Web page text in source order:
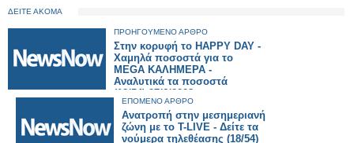
ΔΕΙΤΕ ΑΚΟΜΑ
ΠΡΟΗΓΟΥΜΕΝΟ ΑΡΘΡΟ
Στην κορυφή το HAPPY DAY -
Χαμηλά ποσοστά για το
MEGA ΚΑΛΗΜΕΡΑ -
Αναλυτικά τα ποσοστά
(18/54) 27/6/2023
ΕΠΟΜΕΝΟ ΑΡΘΡΟ
Ανατροπή στην μεσημεριανή
ζώνη με το T-LIVE - Δείτε τα
νούμερα τηλεθέασης (18/54)